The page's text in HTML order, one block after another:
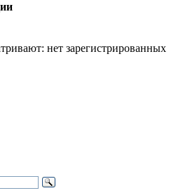
нет зарегистрированных